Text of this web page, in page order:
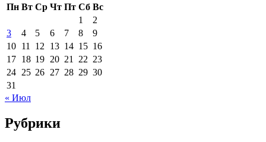
Пн Вт Ср Чт Пт Сб Вс
1
2
3
4 5 6 7 8
9
10 11 12 13 14 15 16
17 18 19 20 21 22 23
24 25 26 27 28 29 30
31
« Июл
Рубрики